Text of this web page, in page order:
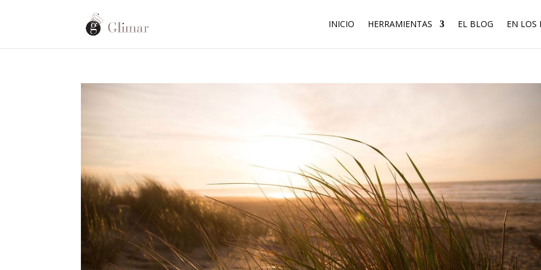
INICIO HERRAMIENTAS EL BLOG EN LOS